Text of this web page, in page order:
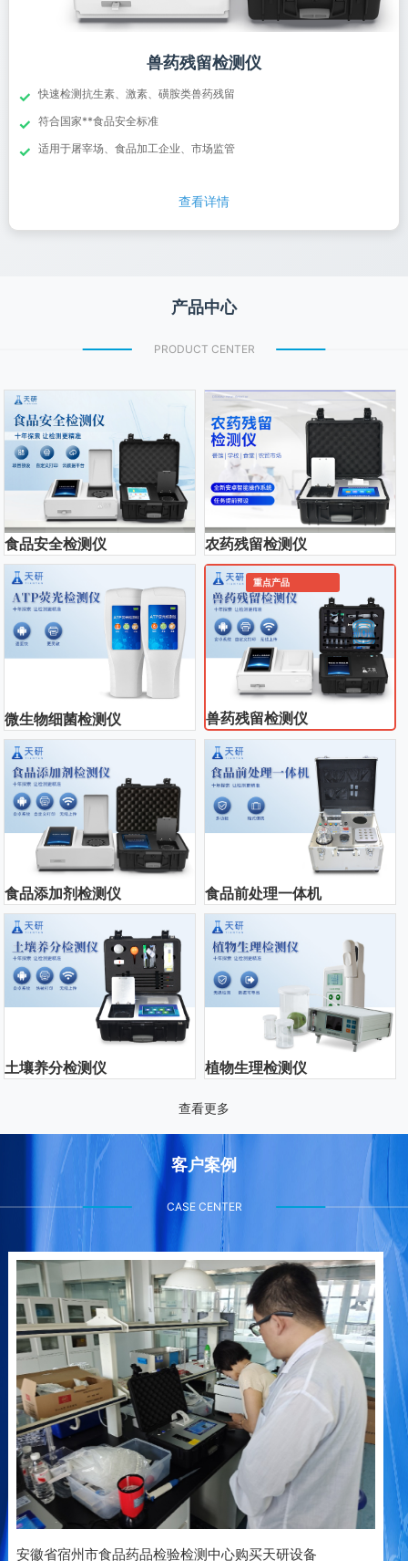
兽药残留检测仪
✓ 快速检测抗生素、激素、磺胺类兽药残留
✓ 符合国家**食品安全标准
✓ 适用于屠宰场、食品加工企业、市场监管
查看详情
产品中心
PRODUCT CENTER
食品安全检测仪 农药残留检测仪
微生物细菌检测仪 兽药残留检测仪
重点产品
食品添加剂检测仪 食品前处理一体机
土壤养分检测仪 植物生理检测仪
查看更多
客户案例
CASE CENTER
安徽省宿州市食品药品检验检测中心购买天研设备